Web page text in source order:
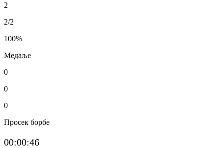
2
2/2
100%
Медаље
0
0
0
Просек борбе
00:00:46